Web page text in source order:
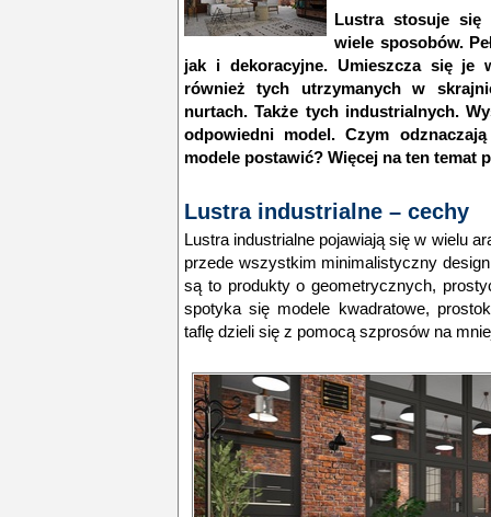
Lustra stosuje się
wiele sposobów.
jak i dekoracyjne. Umieszcza się je
również tych utrzymanych w
nurtach. Także tych industrialnych.
odpowiedni model. Czym
modele postawić? Więcej na ten temat
Lustra industrialne – cechy
Lustra industrialne pojawiają się w wielu
przede wszystkim minimalistyczny
są to produkty o geometrycznych,
spotyka się modele kwadratowe,
taflę dzieli się z pomocą szprosów na